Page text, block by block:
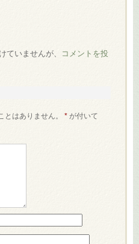
ていませんが、
コメントを投
とはありません。 * が付いて